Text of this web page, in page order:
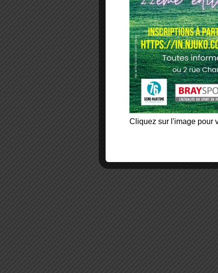
Cliquez sur l'image pour